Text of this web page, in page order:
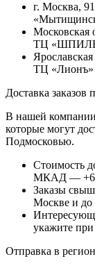
г. Москва,
Московская
ТЦ
ТЦ «Лионъ»
Доставка
В нашей компании
которые могут
Подмосковью.
Стоимость
МКАД — +60
Заказы
Москве и
укажите при
Отправка в